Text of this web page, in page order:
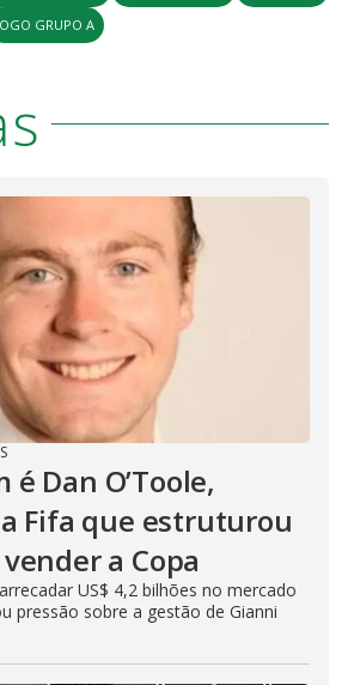
GRUPO A
é Dan O’Toole,
Fifa que estruturou
a Copa
US$ 4,2 bilhões no mercado
pressão sobre a gestão de Gianni